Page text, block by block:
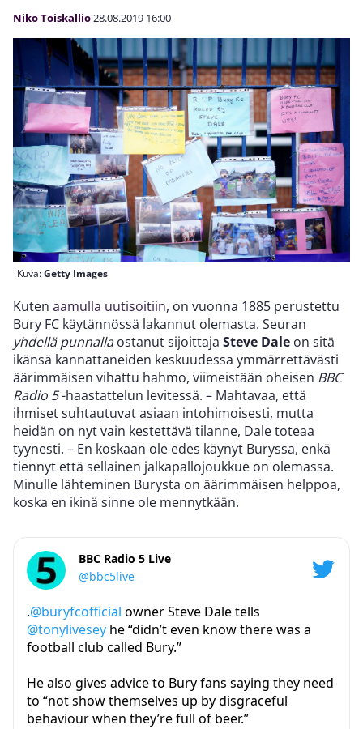
Niko Toiskallio28.08.2019 16:00
Kuva:Getty Images
Kuten aamulla uutisoitiin, on vuonna 1885 perustettu
Bury FC käytännössä lakannut olemasta. Seuran
yhdellä punnallaostanut sijoittaja Steve Dale on sitä
ikänsä kannattaneiden keskuudessa ymmärrettävästi
äärimmäisen vihattu hahmo, viimeistään oheisen BBC
Radio 5-haastattelun levitessä. – Mahtavaa, että
ihmiset suhtautuvat asiaan intohimoisesti, mutta
heidän on nyt vain kestettävä tilanne, Dale toteaa
tyynesti. – En koskaan ole edes käynyt Buryssa, enkä
tiennyt että sellainen jalkapallojoukkue on olemassa.
Minulle lähteminen Burysta on äärimmäisen helppoa,
koska en ikinä sinne ole mennytkään.
BBC Radio 5 Live
@bbc5live
.@buryfcofficial owner Steve Dale tells
@tonylivesey he “didn’t even know there was a
football club called Bury.”
He also gives advice to Bury fans saying they need
to “not show themselves up by disgraceful
behaviour when they’re full of beer.”